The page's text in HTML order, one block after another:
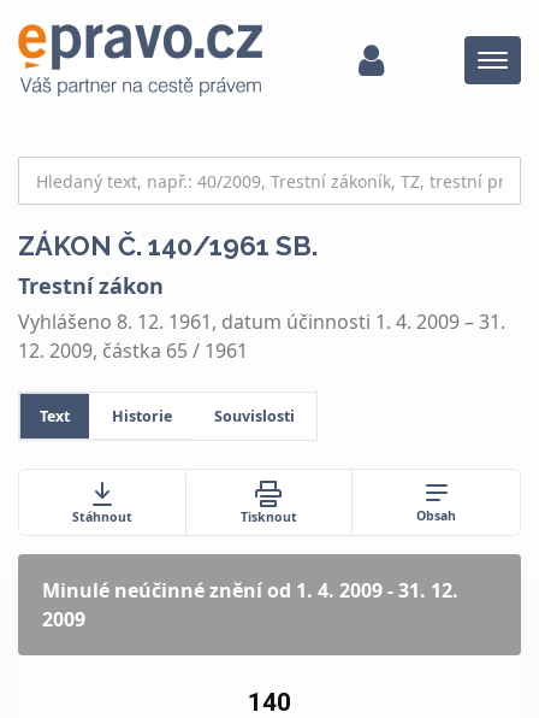
Menu
ZÁKON Č. 140/1961 SB.
Trestní zákon
Vyhlášeno 8. 12. 1961, datum účinnosti 1. 4. 2009 – 31.
12. 2009, částka 65 / 1961
Text Historie Souvislosti
Stáhnout Tisknout Obsah
Minulé neúčinné zněníod 1. 4. 2009 - 31. 12.
2009
140